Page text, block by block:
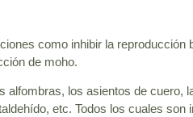
como inhibir la
de moho.
los asientos de cuero,
etc. Todos los cuales